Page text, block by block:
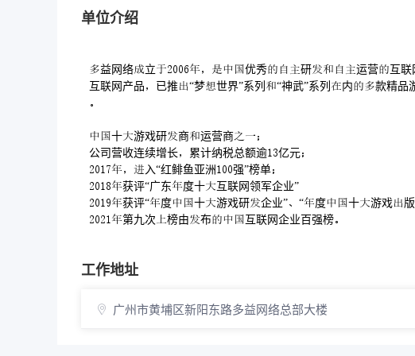
单位介绍
益网络立优秀研运营互联网
互联网产品已推“梦世界”系列“神武”系列内款

十游戏研商运营商
公司营收连续增长累计纳税总额逾亿元
入“红鲱鱼亚洲强”榜单
获评“广东度十互联网领军企业”
获评“度十游戏研企业”“度十游戏版
第九次榜由布互联网企业百强榜
工作地址
广州市黄埔区新阳东路多益网络总部大楼